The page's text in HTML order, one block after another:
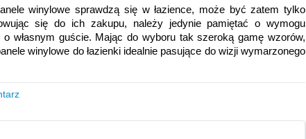
winylowe sprawdzą się w łazience, może być zatem tylko
się do ich zakupu, należy jedynie pamiętać o wymogu
o własnym guście. Mając do wyboru tak szeroką gamę wzorów,
winylowe do łazienki idealnie pasujące do wizji wymarzonego